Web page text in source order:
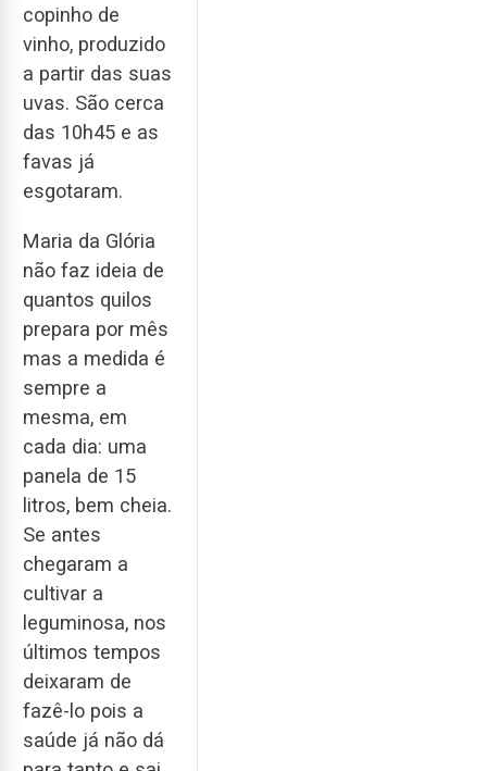
copinho de
vinho, produzido
a partir das suas
uvas. São cerca
das 10h45 e as
favas já
esgotaram.
Maria da Glória
não faz ideia de
quantos quilos
prepara por mês
mas a medida é
sempre a
mesma, em
cada dia: uma
panela de 15
litros, bem cheia.
Se antes
chegaram a
cultivar a
leguminosa, nos
últimos tempos
deixaram de
fazê-lo pois a
saúde já não dá